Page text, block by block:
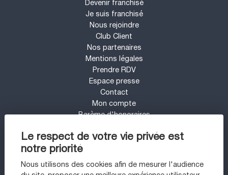
Le respect de votre vie privée est
notre priorité
Nous utilisons des cookies afin de mesurer l'audience
Devenir franchisé
Je suis franchisé
Nous rejoindre
Club Client
Nos partenaires
Mentions légales
Prendre RDV
Espace presse
Contact
Mon compte
Barème d'honoraires
UN PROJET IMMOBILIER SUR LE SECTEUR
DE NANTES NORD ?
Appartement à vendre à Nantes